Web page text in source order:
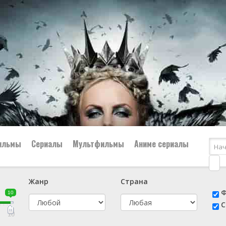
👨‍✈️ Военный
🕵️‍♂️ Детектив
Сериалы Мультфильмы Аниме сериалы
10
10
Жанр
Страна